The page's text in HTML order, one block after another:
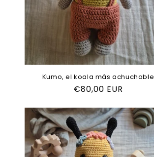
Kumo, el koala más achuchable
Precio
€80,00 EUR